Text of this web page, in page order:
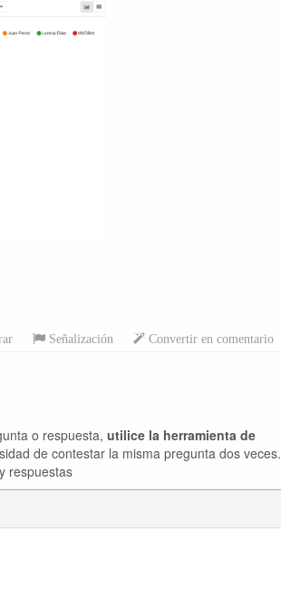
Señalización Convertir en comentario
o respuesta, utilice la herramienta de
de contestar la misma pregunta dos veces.
respuestas